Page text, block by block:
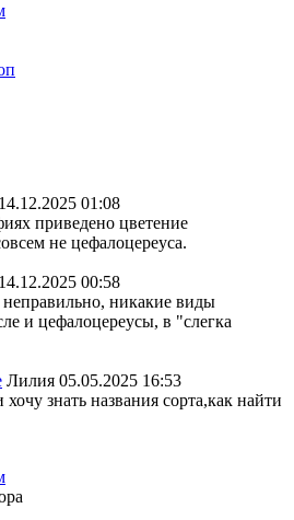
14.12.2025 01:08
приведено цветение
не цефалоцереуса.
14.12.2025 00:58
никакие виды
и цефалоцереусы, в "слегка
Лилия 05.05.2025 16:53
знать названия сорта,как найти